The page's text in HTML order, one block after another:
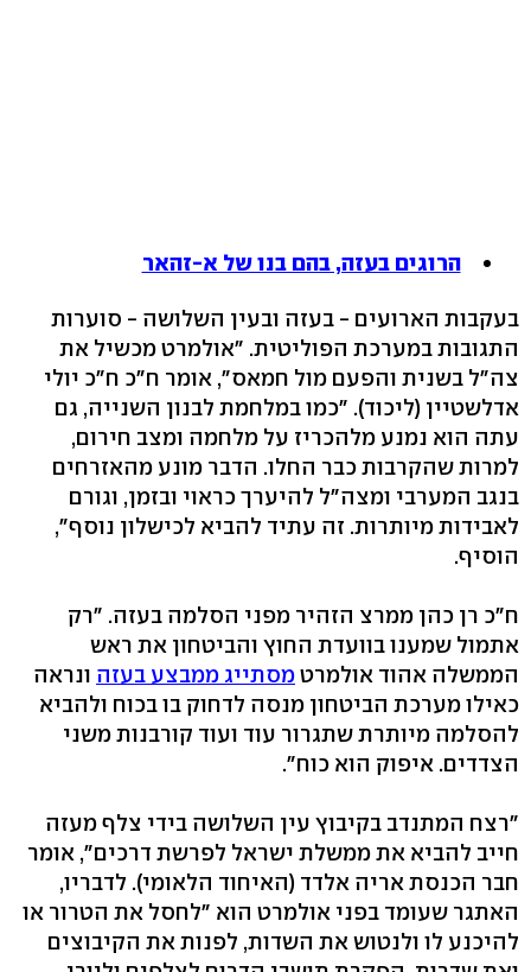
הרוגים בעזה, בהם בנו של א-זהאר
בעקבות הארועים - בעזה ובעין השלושה - סוערות
התגובות במערכת הפוליטית. "אולמרט מכשיל את
צה"ל בשנית והפעם מול חמאס", אומר ח"כ ח"כ יולי
אדלשטיין (ליכוד). "כמו במלחמת לבנון השנייה, גם
עתה הוא נמנע מלהכריז על מלחמה ומצב חירום,
למרות שהקרבות כבר החלו. הדבר מונע מהאזרחים
בנגב המערבי ומצה"ל להיערך כראוי ובזמן, וגורם
לאבידות מיותרות. זה עתיד להביא לכישלון נוסף",
הוסיף.
ח"כ רן כהן ממרצ הזהיר מפני הסלמה בעזה. "רק
אתמול שמענו בוועדת החוץ והביטחון את ראש
הממשלה אהוד אולמרטמסתייג ממבצע בעזה ונראה
כאילו מערכת הביטחון מנסה לדחוק בו בכוח ולהביא
להסלמה מיותרת שתגרור עוד ועוד קורבנות משני
הצדדים. איפוק הוא כוח".
"רצח המתנדב בקיבוץ עין השלושה בידי צלף מעזה
חייב להביא את ממשלת ישראל לפרשת דרכים", אומר
חבר הכנסת אריה אלדד (האיחוד הלאומי). לדבריו,
האתגר שעומד בפני אולמרט הוא "לחסל את הטרור או
להיכנע לו ולנטוש את השדות, לפנות את הקיבוצים